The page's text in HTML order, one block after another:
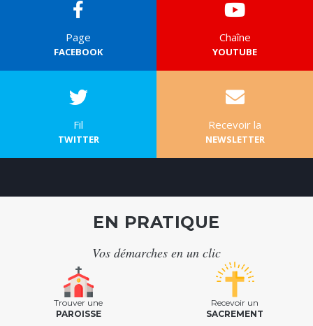
Page
FACEBOOK
Chaîne
YOUTUBE
Fil
TWITTER
Recevoir la
NEWSLETTER
EN PRATIQUE
Vos démarches en un clic
Trouver une
PAROISSE
Recevoir un
SACREMENT